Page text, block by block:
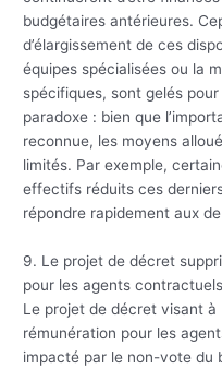
budgétaires antérieures.
d’élargissement de ces
équipes spécialisées ou la
spécifiques, sont gelés
paradoxe : bien que
reconnue, les moyens
limités. Par exemple,
effectifs réduits ces
répondre rapidement aux
9. Le projet de décret
pour les agents contractuels
Le projet de décret visant
rémunération pour les
impacté par le non-vote du